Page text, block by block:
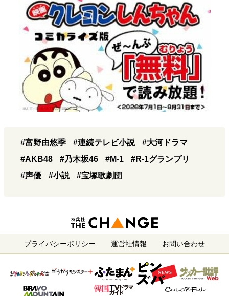
#富野由悠季 #連続テレビ小説
#大河ドラマ
#AKB48
#乃木坂46 #M-1
#R-1グランプリ
#声優
#小説 #宝塚歌劇団
プライバシーポリシー 運営社情報 お問い合わせ